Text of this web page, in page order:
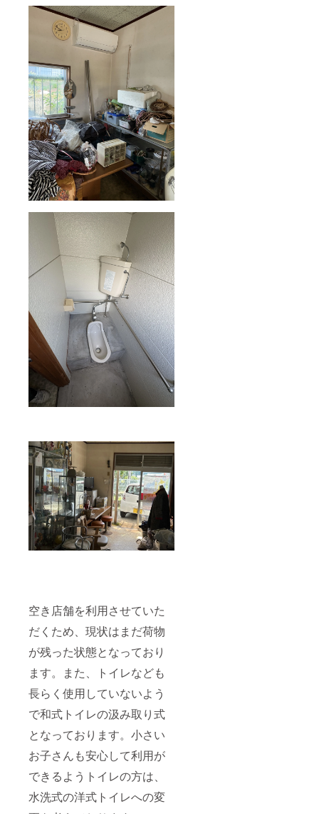
空き店舗を利用させていた
だくため、現状はまだ荷物
が残った状態となっており
ます。また、トイレなども
長らく使用していないよう
で和式トイレの汲み取り式
となっております。小さい
お子さんも安心して利用が
できるようトイレの方は、
水洗式の洋式トイレへの変